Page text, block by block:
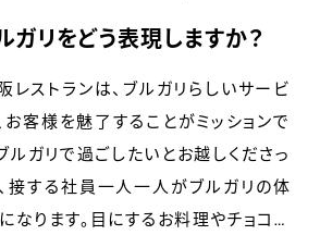
ガリをどう表現しますか？
レストランは、ブルガリらしいサービ
お客様を魅了することがミッションで
ルガリで過ごしたいとお越しくださっ
接する社員一人一人がブルガリの体
なります。目にするお料理やチョコレ